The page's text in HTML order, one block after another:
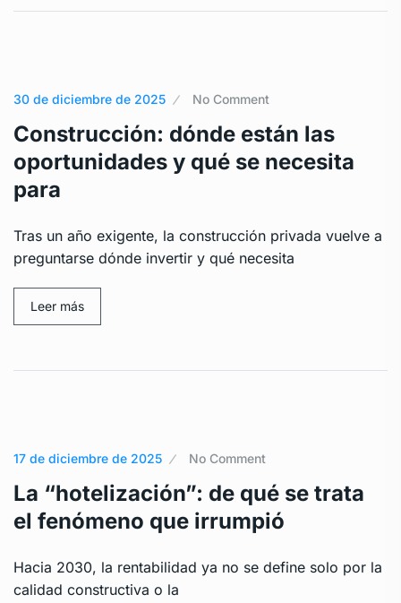
30 de diciembre de 2025 No Comment
Construcción: dónde están las
oportunidades y qué se necesita
para
Tras un año exigente, la construcción privada vuelve a
preguntarse dónde invertir y qué necesita
Leer más
17 de diciembre de 2025 No Comment
La “hotelización”: de qué se trata
el fenómeno que irrumpió
Hacia 2030, la rentabilidad ya no se define solo por la
calidad constructiva o la